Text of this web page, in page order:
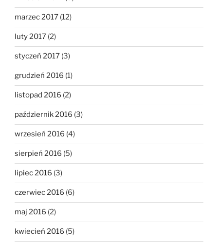
marzec 2017 (12)
luty 2017 (2)
styczeń 2017 (3)
grudzień 2016 (1)
listopad 2016 (2)
październik 2016 (3)
wrzesień 2016 (4)
sierpień 2016 (5)
lipiec 2016 (3)
czerwiec 2016 (6)
maj 2016 (2)
kwiecień 2016 (5)